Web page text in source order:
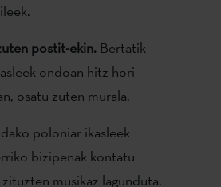
postit-ekin.Bertatik
ondoan hitz hori
osatu zuten murala.
poloniar ikasleek
bizipenak kontatu
musikaz lagunduta.